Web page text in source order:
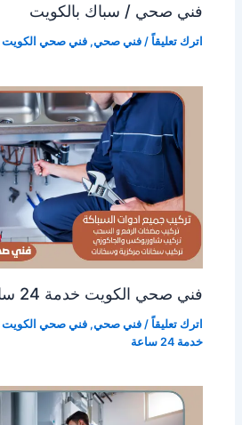
فني صحي / سباك بالكويت
اترك تعليقاً /فني صحي,فني صحي الكويت
فني صحي الكويت خدمة 24 ساعة
اترك تعليقاً /فني صحي,فني صحي الكويت
خدمة 24 ساعة